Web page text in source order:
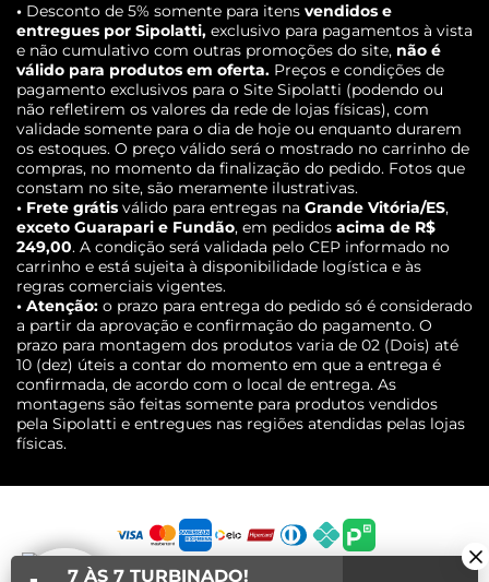
• Desconto de 5% somente para itens vendidos e
entregues por Sipolatti, exclusivo para pagamentos à vista
e não cumulativo com outras promoções do site, não é
válido para produtos em oferta. Preços e condições de
pagamento exclusivos para o Site Sipolatti (podendo ou
não refletirem os valores da rede de lojas físicas), com
validade somente para o dia de hoje ou enquanto durarem
os estoques. O preço válido será o mostrado no carrinho de
compras, no momento da finalização do pedido. Fotos que
constam no site, são meramente ilustrativas.
• Frete grátis válido para entregas na Grande Vitória/ES,
exceto Guarapari e Fundão, em pedidos acima de R$
249,00. A condição será validada pelo CEP informado no
carrinho e está sujeita à disponibilidade logística e às
regras comerciais vigentes.
• Atenção: o prazo para entrega do pedido só é considerado
a partir da aprovação e confirmação do pagamento. O
prazo para montagem dos produtos varia de 02 (Dois) até
10 (dez) úteis a contar do momento em que a entrega é
confirmada, de acordo com o local de entrega. As
montagens são feitas somente para produtos vendidos
pela Sipolatti e entregues nas regiões atendidas pelas lojas
físicas.
7 ÀS 7 TURBINADO!